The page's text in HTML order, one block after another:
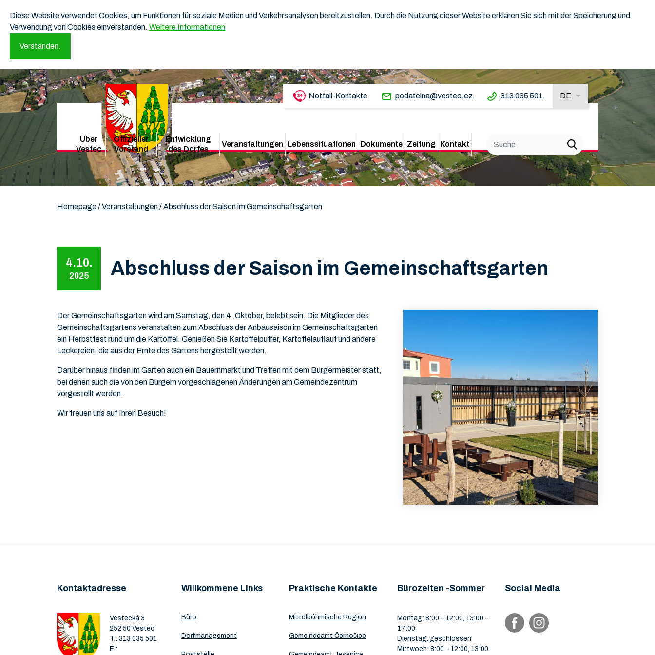
Diese Website verwendet Cookies, um Funktionen für soziale Medien und Verkehrsanalysen bereitzustellen. Durch die Nutzung dieser Website erklären Sie sich mit der Speicherung und
Verwendung von Cookies einverstanden. Weitere Informationen
Verstanden.
Notfall-Kontakte podatelna@vestec.cz 313 035 501 DE
Über
Vestec
Offizieller
Vorstand
Entwicklung
des Dorfes
Veranstaltungen Lebenssituationen Dokumente Zeitung Kontakt
Homepage/Veranstaltungen/Abschluss der Saison im Gemeinschaftsgarten
4.10.
2025 Abschluss der Saison im Gemeinschaftsgarten
Der Gemeinschaftsgarten wird am Samstag, den 4. Oktober, belebt sein. Die Mitglieder des
Gemeinschaftsgartens veranstalten zum Abschluss der Anbausaison im Gemeinschaftsgarten
ein Herbstfest rund um die Kartoffel. Genießen Sie Kartoffelpuffer, Kartoffelauflauf und andere
Leckereien, die aus der Ernte des Gartens hergestellt werden.
Darüber hinaus finden im Garten auch ein Bauernmarkt und Treffen mit dem Bürgermeister statt,
bei denen auch die von den Bürgern vorgeschlagenen Änderungen am Gemeindezentrum
vorgestellt werden.
Wir freuen uns auf Ihren Besuch!
Kontaktadresse
Vestecká 3
252 50 Vestec
T.: 313 035 501
E.:
Willkommene Links
Büro
Dorfmanagement
Praktische Kontakte
Mittelböhmische Region
Gemeindeamt Černošice
Bürozeiten -Sommer
Montag: 8:00 – 12:00, 13:00 –
17:00
Dienstag: geschlossen
Mittwoch: 8:00 – 12:00, 13:00
Social Media